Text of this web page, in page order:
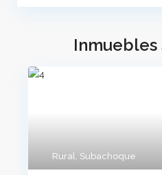
Inmuebles
Rural, Subachoque